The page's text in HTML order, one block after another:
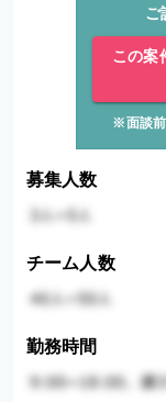
ご
この案
※面談前
募集人数
チーム人数
勤務時間